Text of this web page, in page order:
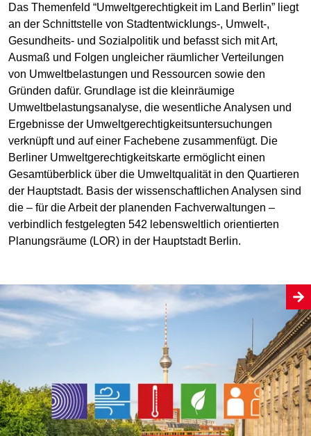
Das Themenfeld “Umweltgerechtigkeit im Land Berlin” liegt
an der Schnittstelle von Stadtentwicklungs-, Umwelt-,
Gesundheits- und Sozialpolitik und befasst sich mit Art,
Ausmaß und Folgen ungleicher räumlicher Verteilungen
von Umweltbelastungen und Ressourcen sowie den
Gründen dafür. Grundlage ist die kleinräumige
Umweltbelastungsanalyse, die wesentliche Analysen und
Ergebnisse der Umweltgerechtigkeitsuntersuchungen
verknüpft und auf einer Fachebene zusammenfügt. Die
Berliner Umweltgerechtigkeitskarte ermöglicht einen
Gesamtüberblick über die Umweltqualität in den Quartieren
der Hauptstadt. Basis der wissenschaftlichen Analysen sind
die – für die Arbeit der planenden Fachverwaltungen –
verbindlich festgelegten 542 lebensweltlich orientierten
Planungsräume (LOR) in der Hauptstadt Berlin.